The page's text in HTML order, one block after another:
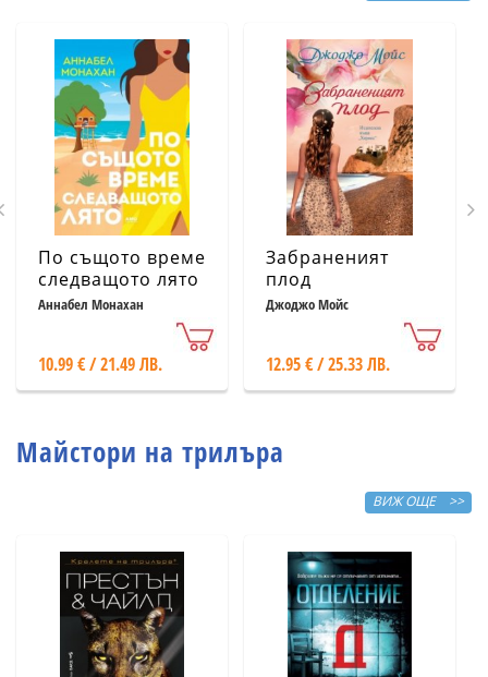
По същото време
следващото лято
Аннабел Монахан
10.99 € / 21.49 ЛВ.
Забраненият
плод
Джоджо Мойс
12.95 € / 25.33 ЛВ.
Майстори на трилъра
ВИЖ ОЩЕ >>